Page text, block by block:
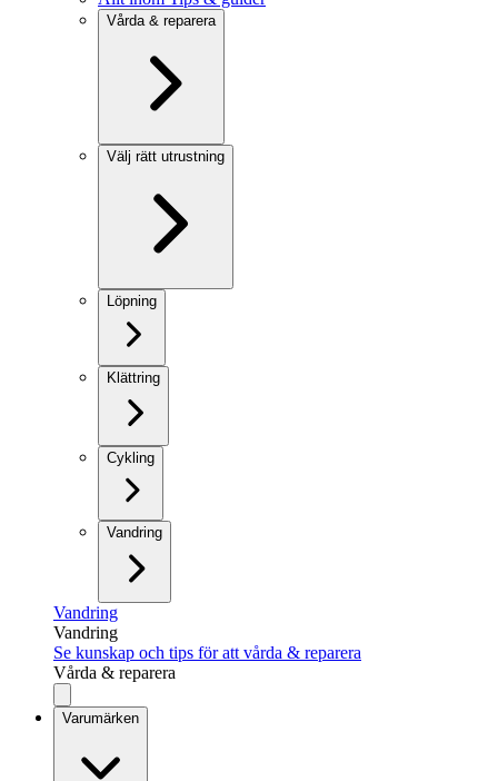
Vårda & reparera
Välj rätt utrustning
Löpning
Klättring
Cykling
Vandring
Vandring
Vandring
Se kunskap och tips för att vårda & reparera
Vårda & reparera
Varumärken